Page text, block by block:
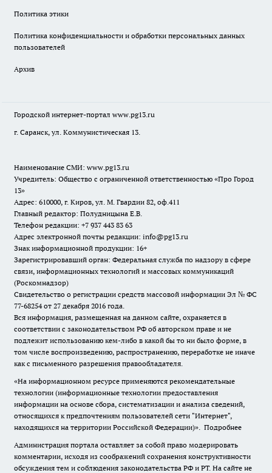
Политика этики
Политика конфиденциальности и обработки персональных данных
пользователей
Архив
Городской интернет-портал www.pg13.ru
г. Саранск, ул. Коммунистическая 13.
Наименование СМИ: www.pg13.ru
Учредитель: Общество с ограниченной ответственностью «Про Город
13»
Адрес: 610000, г. Киров, ул. М. Гвардии 82, оф.411
Главный редактор: Полудницына Е.В.
Телефон редакции: +7 937 443 83 63
Адрес электронной почты редакции: info@pg13.ru
Знак информационной продукции: 16+
Зарегистрировавший орган: Федеральная служба по надзору в сфере
связи, информационных технологий и массовых коммуникаций
(Роскомнадзор)
Свидетельство о регистрации средств массовой информации Эл № ФС
77-68254 от 27 декабря 2016 года.
Вся информация, размещенная на данном сайте, охраняется в
соответствии с законодательством РФ об авторском праве и не
подлежит использованию кем-либо в какой бы то ни было форме, в
том числе воспроизведению, распространению, переработке не иначе
как с письменного разрешения правообладателя.
«На информационном ресурсе применяются рекомендательные
технологии (информационные технологии предоставления
информации на основе сбора, систематизации и анализа сведений,
относящихся к предпочтениям пользователей сети "Интернет",
находящихся на территории Российской Федерации)». Подробнее
Администрация портала оставляет за собой право модерировать
комментарии, исходя из соображений сохранения конструктивности
обсуждения тем и соблюдения законодательства РФ и РТ. На сайте не